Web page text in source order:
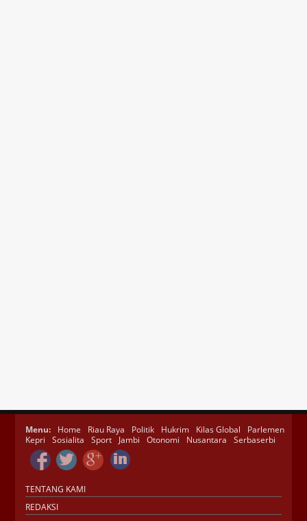
Menu: Home Riau Raya Politik Hukrim Kilas Global
Parlemen
Kepri
Sosialita Sport Jambi Otonomi Nusantara Serbaserbi
TENTANG KAMI
REDAKSI